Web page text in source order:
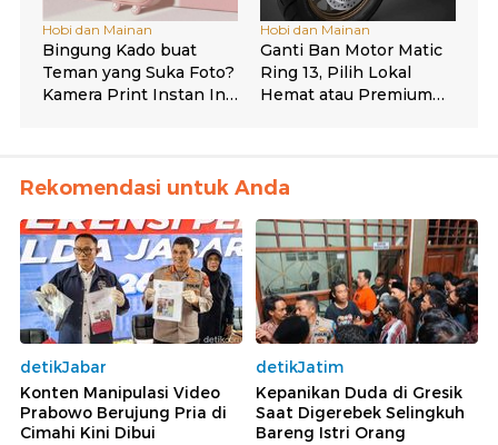
Rekomendasi untuk Anda
detikJabar
Konten Manipulasi Video
Prabowo Berujung Pria di
Cimahi Kini Dibui
detikJatim
Kepanikan Duda di Gresik
Saat Digerebek Selingkuh
Bareng Istri Orang